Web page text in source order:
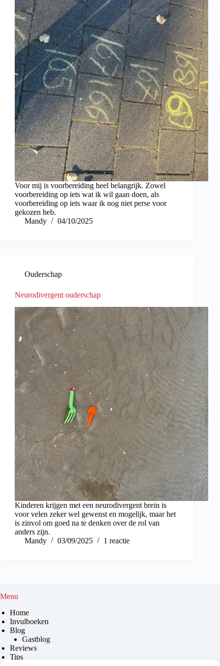
Voor mij is voorbereiding heel belangrijk. Zowel
voorbereiding op iets wat ik wil gaan doen, als
voorbereiding op iets waar ik nog niet perse voor
gekozen heb.
Mandy
04/10/2025
Ouderschap
Neurodivergent ouderschap
Kinderen krijgen met een neurodivergent brein is
voor velen zeker wel gewenst en mogelijk, maar het
is zinvol om goed na te denken over de rol van
anders zijn.
Mandy
03/09/2025 1 reactie
Menu
Home
Invulboeken
Blog
Gastblog
Reviews
Tips